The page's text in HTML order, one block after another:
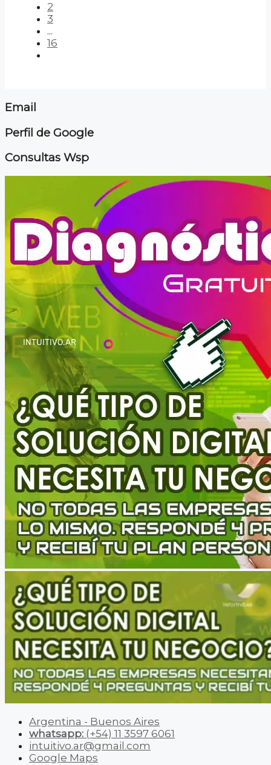
2
3
...
16
Email
Perfil de Google
Consultas Wsp
Argentina - Buenos Aires
whatsapp: (+54) 11 3597 6061
intuitivo.ar@gmail.com
Google Maps